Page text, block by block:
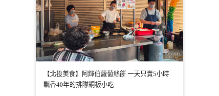
【北投美食】阿輝伯蘿蔔絲餅 一天只賣5小時
飄香40年的排隊銅板小吃